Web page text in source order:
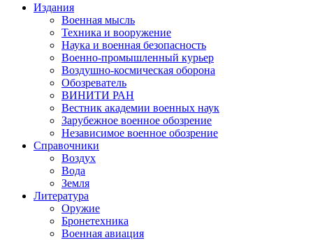
Издания
Военная мысль
Техника и вооружение
Наука и военная безопасность
Военно-промышленный курьер
Воздушно-космическая оборона
Обозреватель
ВИНИТИ РАН
Вестник академии военных наук
Зарубежное военное обозрение
Независимое военное обозрение
Справочники
Воздух
Вода
Земля
Литература
Оружие
Бронетехника
Военная авиация